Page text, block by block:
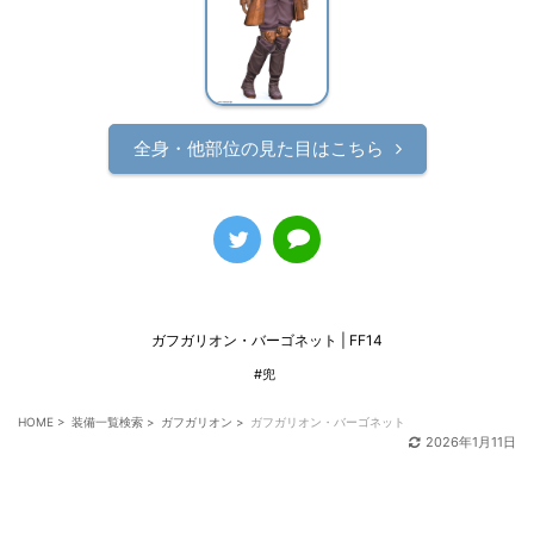
全身・他部位の見た目はこちら
ガフガリオン・バーゴネット | FF14
#兜
HOME > 装備一覧検索 > ガフガリオン > ガフガリオン・バーゴネット
2026年1月11日